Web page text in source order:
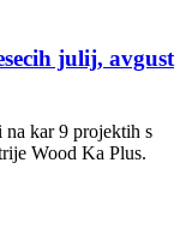
julij, avgust
kar 9 projektih s
Wood Ka Plus.